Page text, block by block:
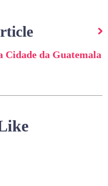
Cidade da Guatemala